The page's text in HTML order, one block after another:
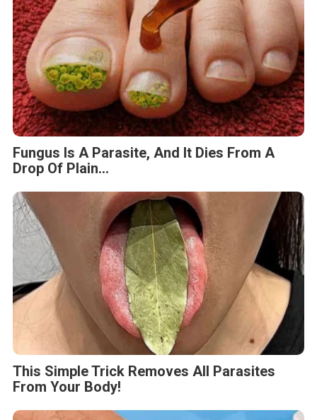
Fungus Is A Parasite, And It Dies From A
Drop Of Plain...
This Simple Trick Removes All Parasites
From Your Body!